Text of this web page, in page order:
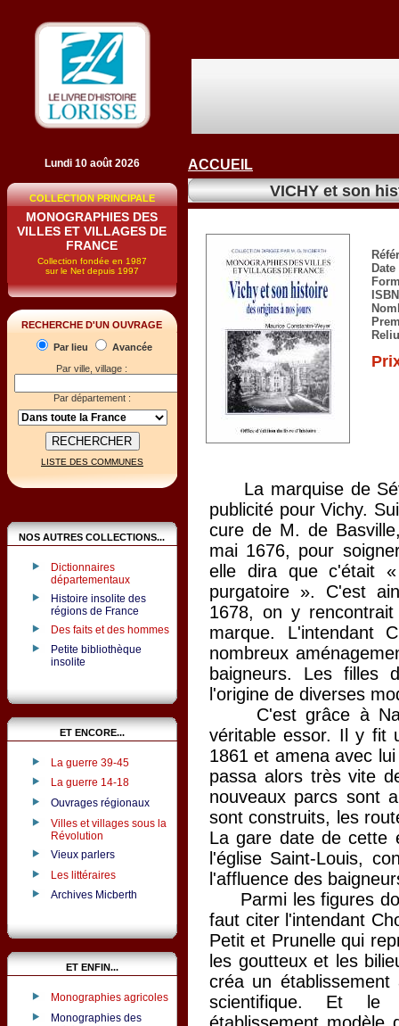
Lundi 10 août 2026
COLLECTION PRINCIPALE
MONOGRAPHIES DES
VILLES ET VILLAGES DE
FRANCE
Collection fondée en 1987
sur le Net depuis 1997
RECHERCHE D'UN OUVRAGE
Par lieu
Avancée
Par ville, village :
Par département :
LISTE DES COMMUNES
NOS AUTRES COLLECTIONS...
Dictionnaires
départementaux
Histoire insolite des
régions de France
Des faits et des hommes
Petite bibliothèque
insolite
ET ENCORE...
La guerre 39-45
La guerre 14-18
Ouvrages régionaux
Villes et villages sous la
Révolution
Vieux parlers
Les littéraires
Archives Micberth
ET ENFIN...
Monographies agricoles
Monographies des
ACCUEIL
VICHY et son
La marquise de
publicité pour Vichy.
cure de M. de
mai 1676, pour
elle dira que c'était
purgatoire ». C'est
1678, on y
marque. L'intendant
nombreux
baigneurs. Les filles
l'origine de diverses
C'est grâce à
véritable essor. Il y fit
1861 et amena avec
passa alors très vite
nouveaux parcs sont
sont construits, les
La gare date de cette
l'église Saint-Louis,
l'affluence des
Parmi les figures
faut citer l'intendant
Petit et Prunelle qui
les goutteux et les
créa un établissement
scientifique. Et le